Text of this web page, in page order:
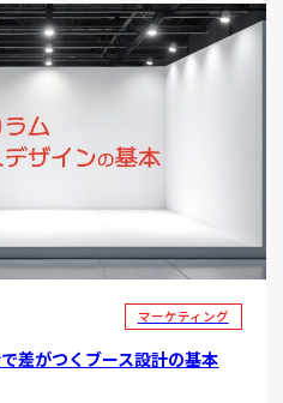
マーケティング
差がつくブース設計の基本